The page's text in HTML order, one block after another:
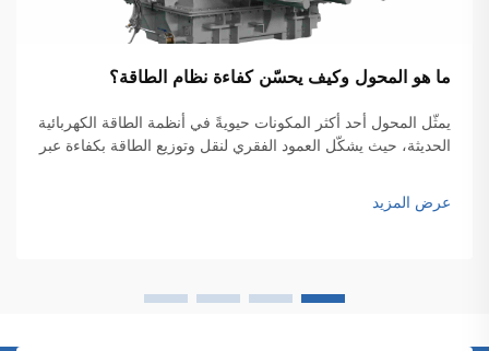
ما هو المحول وكيف يحسّن كفاءة نظام الطاقة؟
يمثّل المحول أحد أكثر المكونات حيويةً في أنظمة الطاقة الكهربائية
الحديثة، حيث يشكّل العمود الفقري لنقل وتوزيع الطاقة بكفاءة عبر
السلس للجهد الكهربائي بين المستويات المختلفة...
عرض المزيد